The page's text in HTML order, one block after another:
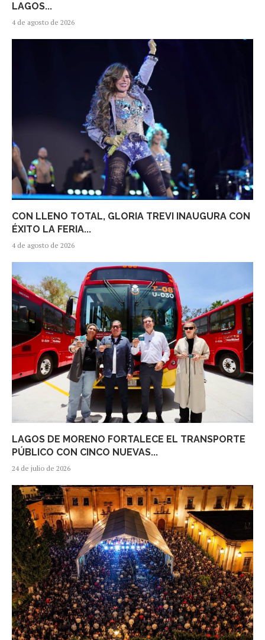
LAGOS...
4 de agosto de 2026
CON LLENO TOTAL, GLORIA TREVI INAUGURA CON
ÉXITO LA FERIA...
4 de agosto de 2026
LAGOS DE MORENO FORTALECE EL TRANSPORTE
PÚBLICO CON CINCO NUEVAS...
24 de julio de 2026